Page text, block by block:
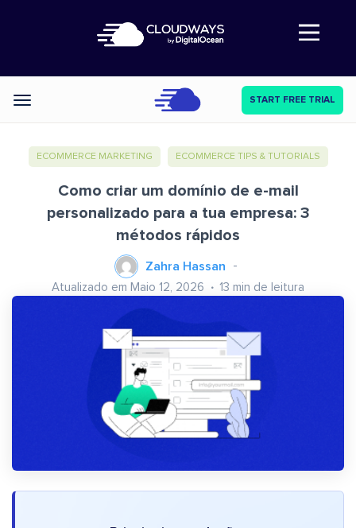
Abre a navegação
Categories START FREE TRIAL
ECOMMERCE MARKETING ECOMMERCE TIPS & TUTORIALS
Como criar um domínio de e-mail
personalizado para a tua empresa: 3
métodos rápidos
Zahra Hassan
Atualizado em Maio 12, 2026 13 min de leitura